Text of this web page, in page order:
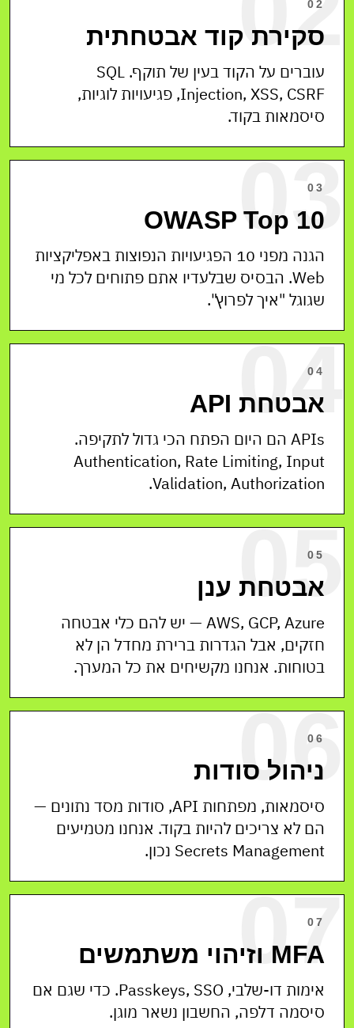
02
סקירת קוד אבטחתית
עוברים על הקוד בעין של תוקף. SQL
Injection, XSS, CSRF, פגיעויות לוגיות,
סיסמאות בקוד.
03
03
OWASP Top 10
הגנה מפני 10 הפגיעויות הנפוצות באפליקציות
Web. הבסיס שבלעדיו אתם פתוחים לכל מי
שגוגל "איך לפרוץ".
04
04
אבטחת API
APIs הם היום הפתח הכי גדול לתקיפה.
Authentication, Rate Limiting, Input
Validation, Authorization.
05
05
אבטחת ענן
AWS, GCP, Azure — יש להם כלי אבטחה
חזקים, אבל הגדרות ברירת מחדל הן לא
בטוחות. אנחנו מקשיחים את כל המערך.
06
06
ניהול סודות
סיסמאות, מפתחות API, סודות מסד נתונים —
הם לא צריכים להיות בקוד. אנחנו מטמיעים
Secrets Management נכון.
07
07
MFA וזיהוי משתמשים
אימות דו-שלבי, Passkeys, SSO. כדי שגם אם
סיסמה דלפה, החשבון נשאר מוגן.